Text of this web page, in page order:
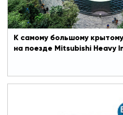
К самому большому
на поезде Mitsubishi Heavy
MHI